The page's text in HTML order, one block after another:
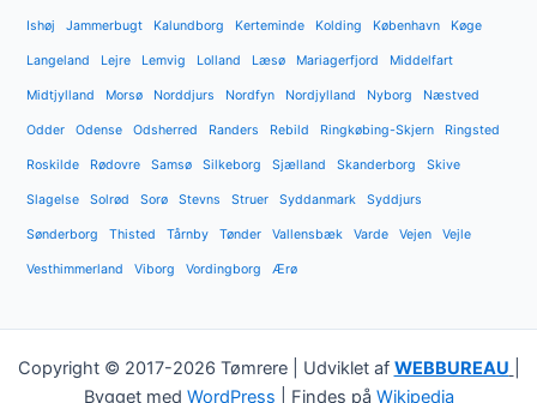
Ishøj Jammerbugt Kalundborg Kerteminde Kolding København Køge
Langeland Lejre Lemvig Lolland Læsø Mariagerfjord Middelfart
Midtjylland Morsø Norddjurs Nordfyn Nordjylland Nyborg Næstved
Odder Odense Odsherred Randers Rebild Ringkøbing-Skjern Ringsted
Roskilde Rødovre Samsø Silkeborg Sjælland Skanderborg Skive
Slagelse Solrød Sorø Stevns Struer Syddanmark Syddjurs
Sønderborg Thisted Tårnby Tønder Vallensbæk Varde Vejen Vejle
Vesthimmerland Viborg Vordingborg Ærø
Copyright © 2017-2026 Tømrere | Udviklet af WEBBUREAU
Bygget med WordPress | Findes på Wikipedia